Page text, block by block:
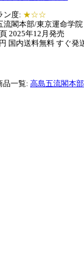
ン度: ★☆☆
流閣本部/東京運命学院
2025年12月発売
国内送料無料 すぐ発
品一覧: 高島五流閣本部